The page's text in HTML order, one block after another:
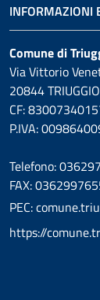
INFORMAZIONI
Comune di
Via Vittorio
20844
CF:
P.IVA:
Telefono:
FAX:
PEC:
https://